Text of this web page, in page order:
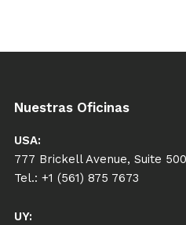
Nuestras Oficinas
USA:
777 Brickell Avenue, Suite
Tel.: +1 (561) 875 7673
UY: